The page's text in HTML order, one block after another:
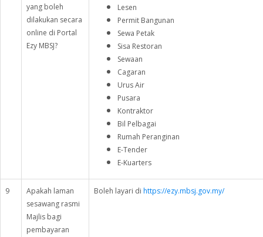
yang boleh
dilakukan secara
online di Portal
Ezy MBSJ?
Lesen
Permit Bangunan
Sewa Petak
Sisa Restoran
Sewaan
Cagaran
Urus Air
Pusara
Kontraktor
Bil Pelbagai
Rumah Peranginan
E-Tender
E-Kuarters
9
Apakah laman
sesawang rasmi
Majlis bagi
pembayaran
Boleh layari di https://ezy.mbsj.gov.my/